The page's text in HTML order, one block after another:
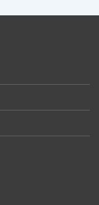
stránce